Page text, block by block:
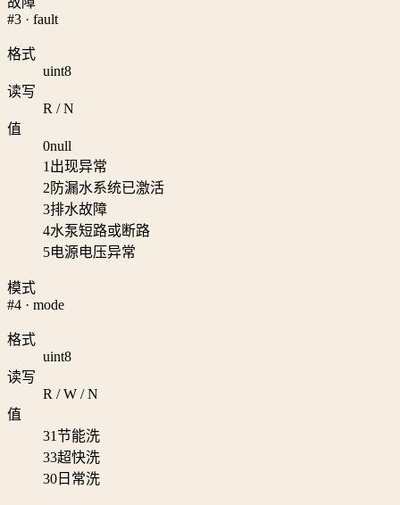
#3 · fault
格式
uint8
读写
R / N
值
0null
1 出现异常
2 防漏水系统已激活
3排水故障
4水泵短路或断路
5电源电压异常
模式
#4 · mode
格式
uint8
读写
R / W / N
值
31节能洗
33超快洗
30 日常洗